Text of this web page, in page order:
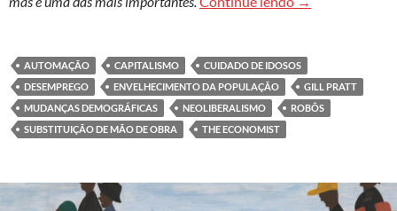
AUTOMAÇÃO CAPITALISMO
CUIDADO DE IDOSOS
DESEMPREGO
ENVELHECIMENTO DA POPULAÇÃO
GILL PRATT
MUDANÇAS DEMOGRÁFICAS
NEOLIBERALISMO
ROBÔS
SUBSTITUIÇÃO DE MÃO DE OBRA
THE ECONOMIST